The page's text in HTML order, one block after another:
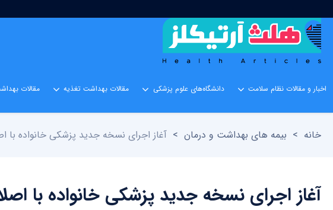
اخبار و مقالات نظام سلامت دانشگاه‌های علوم پزشکی مقالات بهداشت تغذیه مقالات
خانه > بیمه های بهداشت و درمان > آغاز اجرای نسخه جدید پزشکی خانواده با
آغاز اجرای نسخه جدید پزشکی خانواده با